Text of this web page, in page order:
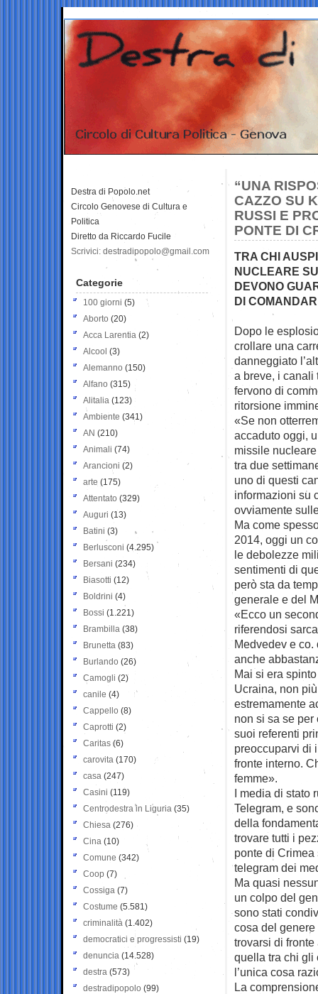
“UNA
CAZZO SU
RUSSI E
PONTE DI
TRA CHI
NUCLEARE
DEVONO
DI
Dopo le
crollare una
danneggiato
a breve, i canali
fervono di
ritorsione
«Se non
accaduto oggi,
missile
tra due
uno di questi
informazioni su
ovviamente
Ma come
2014, oggi un
le debolezze
sentimenti di
però sta da
generale e del
«Ecco un
riferendosi
Medvedev e
anche
Mai si era
Ucraina, non
estremamente
non si sa se
suoi referenti
preoccuparvi di
fronte interno.
femme».
I media di stato
Telegram, e
della
trovare tutti i
ponte di
telegram dei
Ma quasi
un colpo del
sono stati
cosa del
trovarsi di
quella tra chi gli
l’unica cosa
La
Destra di Popolo.net
Circolo Genovese di Cultura e
Politica
Diretto da Riccardo Fucile
Scrivici: destradipopolo@gmail.com
Categorie
100 giorni (5)
Aborto (20)
Acca Larentia (2)
Alcool (3)
Alemanno (150)
Alfano (315)
Alitalia (123)
Ambiente (341)
AN (210)
Animali (74)
Arancioni (2)
arte (175)
Attentato (329)
Auguri (13)
Batini (3)
Berlusconi (4.295)
Bersani (234)
Biasotti (12)
Boldrini (4)
Bossi (1.221)
Brambilla (38)
Brunetta (83)
Burlando (26)
Camogli (2)
canile (4)
Cappello (8)
Caprotti (2)
Caritas (6)
carovita (170)
casa (247)
Casini (119)
Centrodestra in Liguria (35)
Chiesa (276)
Cina (10)
Comune (342)
Coop (7)
Cossiga (7)
Costume (5.581)
criminalità (1.402)
democratici e progressisti (19)
denuncia (14.528)
destra (573)
destradipopolo (99)